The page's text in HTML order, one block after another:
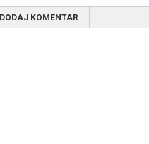
DODAJ KOMENTAR